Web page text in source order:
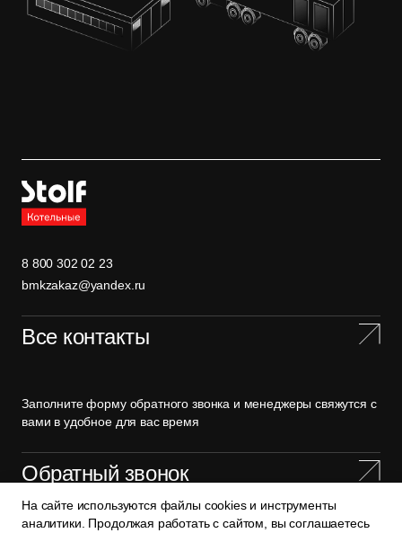
8 800 302 02 23
bmkzakaz@yandex.ru
Все контакты
Заполните форму обратного звонка и менеджеры свяжутся с
вами в удобное для вас время
Обратный звонок
На сайте используются файлы cookies и инструменты
аналитики. Продолжая работать с сайтом, вы соглашаетесь